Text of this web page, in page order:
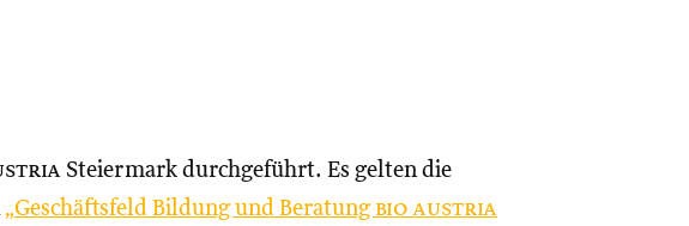
Steiermark durchgeführt. Es gelten die
„Geschäftsfeld Bildung und Beratung bio austria